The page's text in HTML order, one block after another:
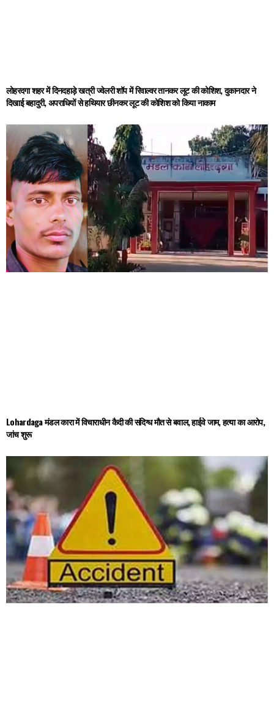
लोहरदगा शहर में दिनदहाड़े खत्री ज्वेलरी शॉप में रिवाल्वर तानकर लूट की कोशिश, दुकानदार ने
दिखाई बहादुरी, अपराधियों से हथियार छीनकर लूट की कोशिश को किया नाकाम
Lohardaga मंडल कारा में विचाराधीन कैदी की संदिग्ध मौत से बवाल, हाईवे जाम, हत्या का आरोप,
जांच शुरू